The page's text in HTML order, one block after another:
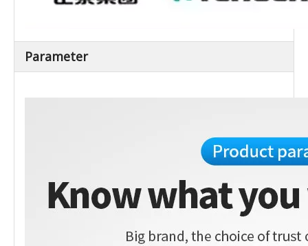
Parameter